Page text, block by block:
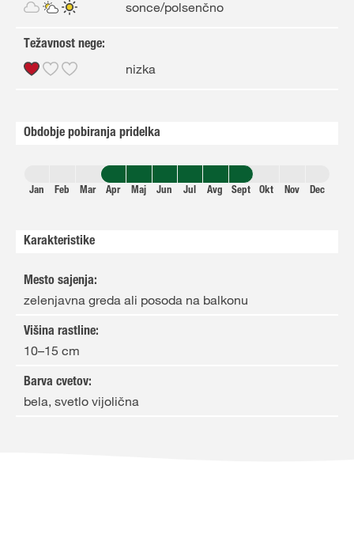
sonce/polsenčno
Težavnost nege:
nizka
Obdobje pobiranja pridelka
Jan Feb Mar Apr Maj Jun Jul Avg Sept Okt Nov Dec
Karakteristike
Mesto sajenja:
zelenjavna greda ali posoda na balkonu
Višina rastline:
10–15 cm
Barva cvetov:
bela, svetlo vijolična